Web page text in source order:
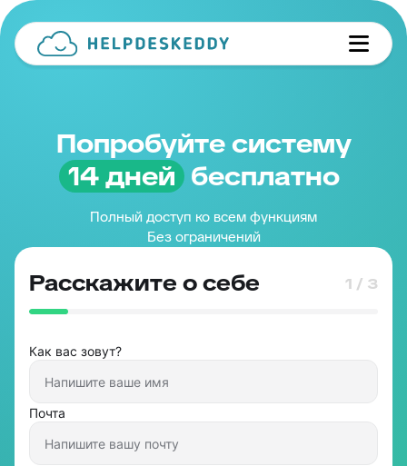
Попробуйте систему
14 дней бесплатно
Полный доступ ко всем функциям
Без ограничений
Расскажите о себе 1 / 3
Как вас зовут?
Почта